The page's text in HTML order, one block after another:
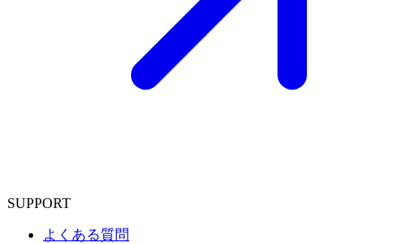
SUPPORT
よくある質問